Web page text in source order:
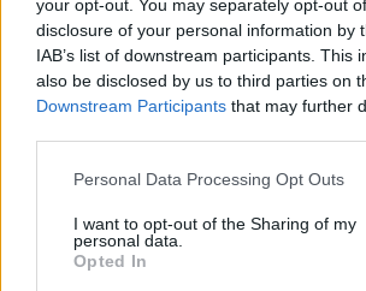
your opt-out. You may separately opt-out
disclosure of your personal information by
IAB’s list of downstream participants. This
also be disclosed by us to third parties on
Downstream Participants that may further
Personal Data Processing Opt Outs
I want to opt-out of the Sharing of my
personal data.
Opted In
Marene (74)
Margarita (15)
Marmora (5)